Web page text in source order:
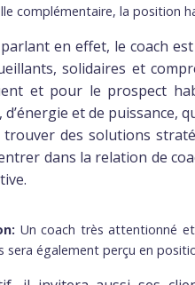
complémentaire, la position
en effet, le coach
solidaires et
et pour le prospect
et de puissance,
des solutions
dans la relation de
Un coach très attentionné
sera également perçu en